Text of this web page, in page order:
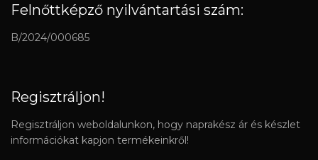
Felnőttképző nyilvántartási szám:
B/2024/000685
Regisztráljon!
Regisztráljon weboldalunkon, hogy naprakész ár és készlet
információkat kapjon termékeinkről!